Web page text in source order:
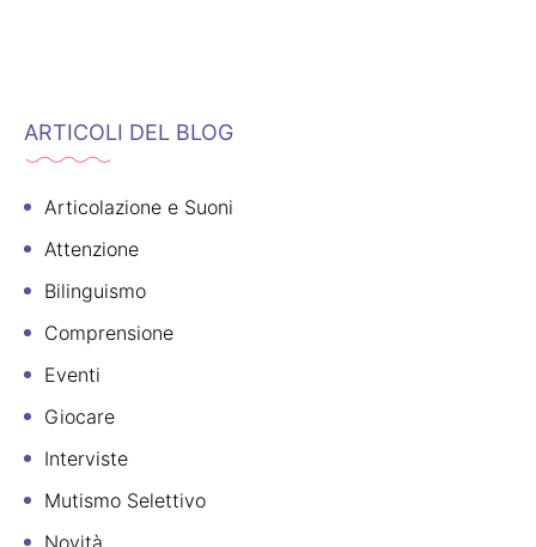
ARTICOLI DEL BLOG
Articolazione e Suoni
Attenzione
Bilinguismo
Comprensione
Eventi
Giocare
Interviste
Mutismo Selettivo
Novità